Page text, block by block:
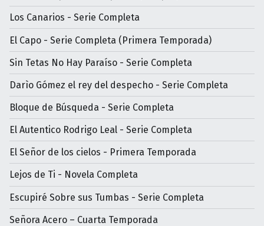
Los Canarios - Serie Completa
El Capo - Serie Completa (Primera Temporada)
Sin Tetas No Hay Paraíso - Serie Completa
Darìo Gómez el rey del despecho - Serie Completa
Bloque de Búsqueda - Serie Completa
El Autentico Rodrigo Leal - Serie Completa
El Señor de los cielos - Primera Temporada
Lejos de Ti - Novela Completa
Escupiré Sobre sus Tumbas - Serie Completa
Señora Acero – Cuarta Temporada